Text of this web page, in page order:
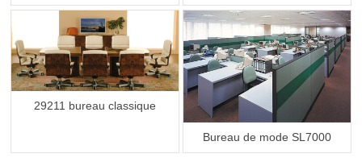
29211 bureau classique
Bureau de mode SL7000